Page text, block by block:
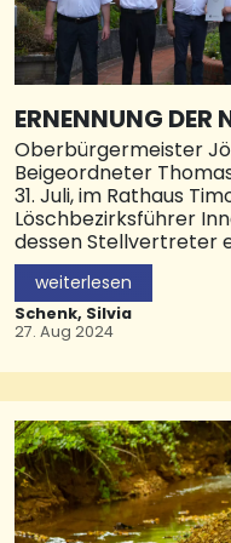
ERNENNUNG DER
ÜHRUNG
Oberbürgermeister
Beigeordneter
31. Juli, im Rathaus
Löschbezirksführer
dessen Stellvertreter
Löschbezirks hatten
Ämter gewählt.
Die Wahl wurde
jähriger aktiver
gewechselt ist. 1976
Feuerwehr ein und
Mitarbeiter der
Löschbezirksführer
Aumann: „Vielen
langjähriges
weiterlesen
Schenk, Silvia
27. Aug 2024